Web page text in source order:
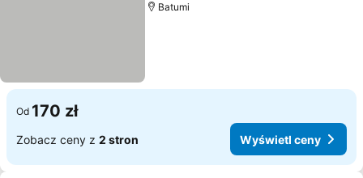
Batumi
Od 170 zł
Zobacz ceny z 2 stron Wyświetl ceny